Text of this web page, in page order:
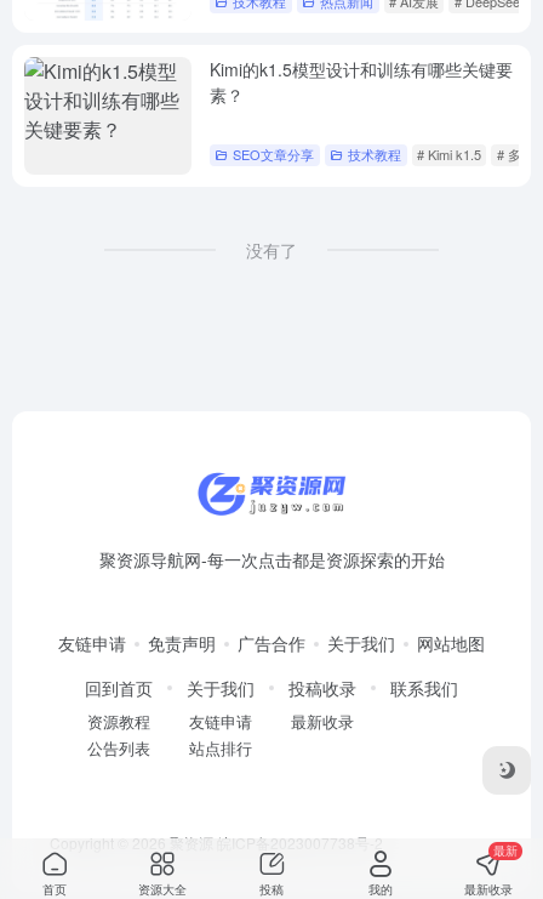
Kimi的k1.5模型设计和训练有哪些关键要
素？
SEO文章分享 技术教程 # Kimi k1.5 # 多模
没有了
聚资源导航网-每一次点击都是资源探索的开始
友链申请 免责声明 广告合作 关于我们
网站地图
回到首页
资源教程
公告列表
关于我们
友链申请
站点排行
投稿收录
最新收录
联系我们
Copyright © 2026 聚资源 皖ICP备2023007738号-2
首页 资源大全 投稿 我的 最新收录
最新